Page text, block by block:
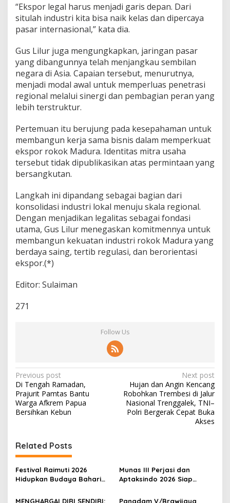
“Ekspor legal harus menjadi garis depan. Dari
situlah industri kita bisa naik kelas dan dipercaya
pasar internasional,” kata dia.
Gus Lilur juga mengungkapkan, jaringan pasar
yang dibangunnya telah menjangkau sembilan
negara di Asia. Capaian tersebut, menurutnya,
menjadi modal awal untuk memperluas penetrasi
regional melalui sinergi dan pembagian peran yang
lebih terstruktur.
Pertemuan itu berujung pada kesepahaman untuk
membangun kerja sama bisnis dalam memperkuat
ekspor rokok Madura. Identitas mitra usaha
tersebut tidak dipublikasikan atas permintaan yang
bersangkutan.
Langkah ini dipandang sebagai bagian dari
konsolidasi industri lokal menuju skala regional.
Dengan menjadikan legalitas sebagai fondasi
utama, Gus Lilur menegaskan komitmennya untuk
membangun kekuatan industri rokok Madura yang
berdaya saing, tertib regulasi, dan berorientasi
ekspor.(*)
Editor: Sulaiman
271
Follow Us
P
o
s
t
a
v
i
Previous post
Di Tengah Ramadan,
Prajurit Pamtas Bantu
Warga Afkrem Papua
Bersihkan Kebun
Next post
Hujan dan Angin Kencang
Robohkan Trembesi di Jalur
Nasional Trenggalek, TNI–
Polri Bergerak Cepat Buka
Akses
Related Posts
Festival Raimuti 2026
Hidupkan Budaya Bahari
Munas III Perjasi dan
Aptaksindo 2026 Siap
Provinsi Akan Hadir
MENGHARGAI DIRI SENDIRI: Pangdam V/Brawijaya